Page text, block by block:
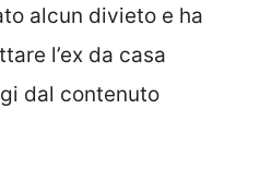
alcun divieto e ha
l’ex da casa
dal contenuto